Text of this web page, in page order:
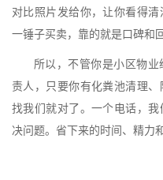
对比照片发给你，让你看得
一锤子买卖，靠的就是口碑和
所以，不管你是小区物
责人，只要你有化粪池清理
找我们就对了。一个电话，
决问题。省下来的时间、精力